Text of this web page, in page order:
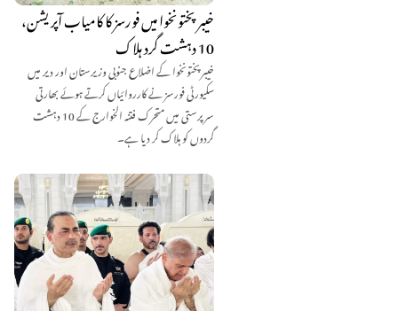
خیبرپختونخوا میں فورسز کا کامیاب آپریشن،
10 دہشت گرد ہلاک
خیبرپختونخوا کے اضلاع جنوبی وزیرستان اور دیر میں
سکیورٹی فورسز نے کارروائیاں کرتے ہوئے بھارتی
سرپرستی میں متحرک فتنہ الخوارج کے 10 دہشت
گردوں کو ہلاک کر دیا ہے۔